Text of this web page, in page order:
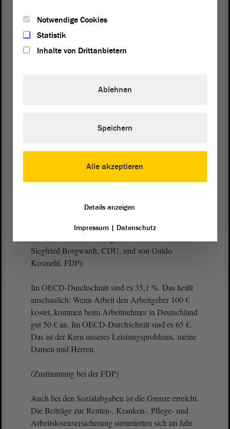
Er braucht Entlastung. Die Pflegekraft braucht
ihre Leistung respektiert.
outgesourct! Das war ein Eigentor! Die werden
Zuruf von Guido Heuer, CDU)
Siegfried Borgwardt, CDU, und von Guido
Kosmehl, FDP)
Im OECD-Durchschnitt sind es 35,1 %. Das heißt
anschaulich: Wenn Arbeit den Arbeitgeber 100 €
kostet, kommen beim Arbeitnehmer in Deutschland
gut 50 € an. Im OECD-Durchschnitt sind es 65 €.
Das ist der Kern unseres Leistungsproblems, meine
Damen und Herren.
(Zustimmung bei der FDP)
Auch bei den Sozialabgaben ist die Grenze erreicht.
Die Beiträge zur Renten-, Kranken-, Pflege- und
Arbeitslosenversicherung summierten sich im Jahr
Notwendige Cookies
Statistik
Inhalte von Drittanbietern
Alle akzeptieren
Ablehnen
Speichern
Details anzeigen
Impressum| Datenschutz